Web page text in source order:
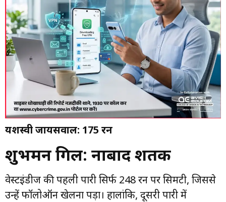
यशस्वी जायसवाल: 175 रन
शुभमन गिल: नाबाद शतक
वेस्टइंडीज की पहली पारी सिर्फ 248 रन पर सिमटी, जिससे
उन्हें फॉलोऑन खेलना पड़ा। हालांकि, दूसरी पारी में